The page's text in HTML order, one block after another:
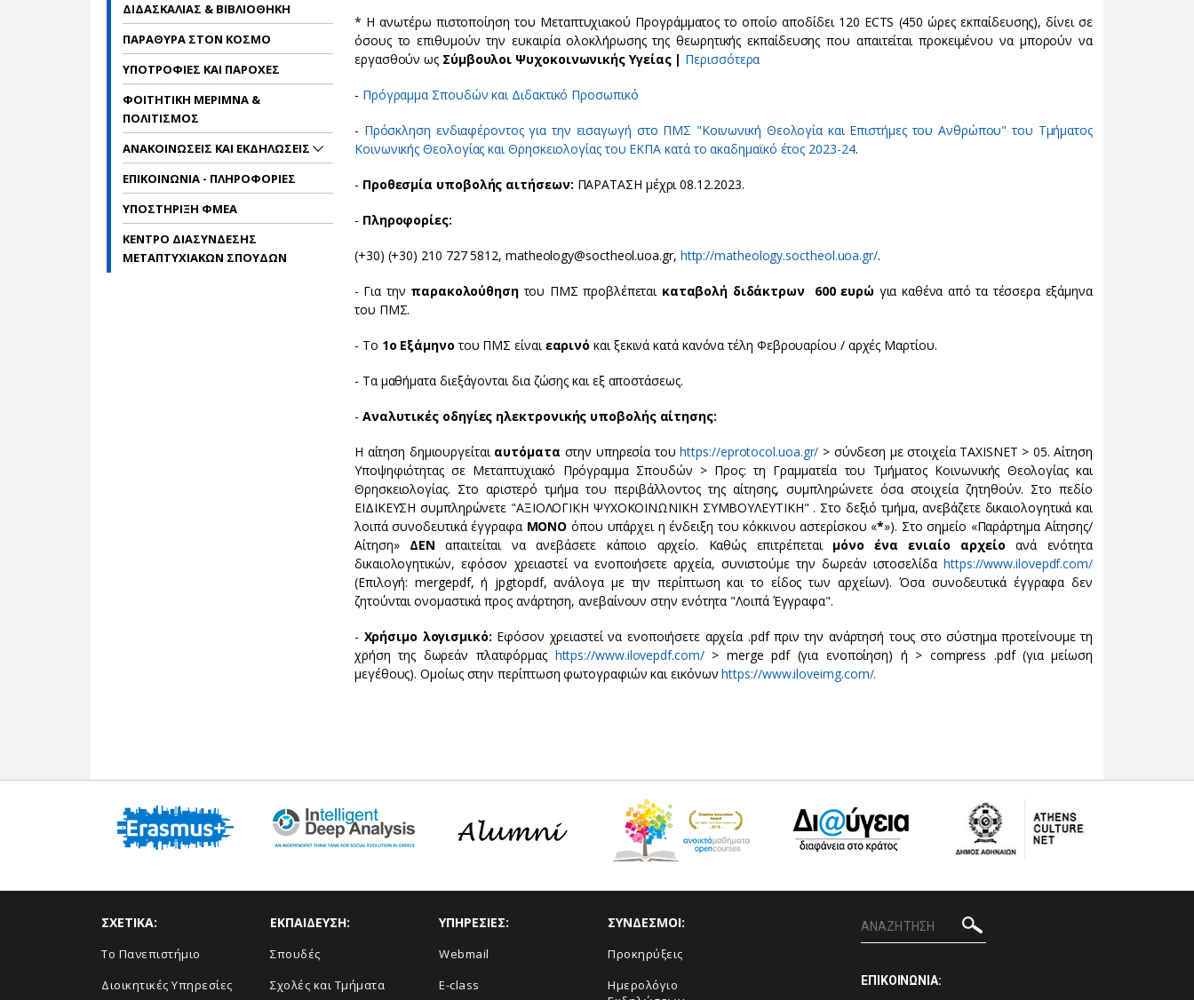
* Η ανωτέρω πιστοποίηση του Μεταπτυχιακού Προγράμματος το οποίο αποδίδει 120 ECTS (450 ώρες εκπαίδευσης), δίνει σε
όσους το επιθυμούν την ευκαιρία ολοκλήρωσης της θεωρητικής εκπαίδευσης που απαιτείται προκειμένου να μπορούν να
εργασθούν ως Σύμβουλοι Ψυχοκοινωνικής Υγείας | Περισσότερα
- Πρόγραμμα Σπουδών και Διδακτικό Προσωπικό
- Πρόσκληση ενδιαφέροντος για την εισαγωγή στο ΠΜΣ "Κοινωνική Θεολογία και Επιστήμες του Ανθρώπου" του Τμήματος
Κοινωνικής Θεολογίας και Θρησκειολογίας του ΕΚΠΑ κατά το ακαδημαϊκό έτος 2023-24.
- Προθεσμία υποβολής αιτήσεων: ΠΑΡΑΤΑΣΗ μέχρι 08.12.2023.
- Πληροφορίες:
(+30) (+30) 210 727 5812, matheology@soctheol.uoa.gr, http://matheology.soctheol.uoa.gr/.
- Για την παρακολούθηση του ΠΜΣ προβλέπεται καταβολή διδάκτρων 600 ευρώ για καθένα από τα τέσσερα εξάμηνα
του ΠΜΣ.
- Το 1ο Εξάμηνο του ΠΜΣ είναιεαρινό και ξεκινά κατά κανόνα τέλη Φεβρουαρίου / αρχές Μαρτίου.
- Τα μαθήματα διεξάγονται δια ζώσης και εξ αποστάσεως.
- Αναλυτικές οδηγίες ηλεκτρονικής υποβολής αίτησης:
Η αίτηση δημιουργείται αυτόματα στην υπηρεσία τουhttps://eprotocol.uoa.gr/ > σύνδεση με στοιχεία TAXISNET > 05. Αίτηση
Yποψηφιότητας σε Μεταπτυχιακό Πρόγραμμα Σπουδών > Προς: τη Γραμματεία του Τμήματος Κοινωνικής Θεολογίας και
Θρησκειολογίας. Στο αριστερό τμήμα του περιβάλλοντος της αίτησης, συμπληρώνετε όσα στοιχεία ζητηθούν. Στο πεδίο
ΕΙΔΙΚΕΥΣΗ συμπληρώνετε "ΑΞΙΟΛΟΓΙΚΗ ΨΥΧΟΚΟΙΝΩΝΙΚΗ ΣΥΜΒΟΥΛΕΥΤΙΚΗ" . Στο δεξιό τμήμα, ανεβάζετε δικαιολογητικά και
λοιπά συνοδευτικά έγγραφα ΜΟΝΟ όπου υπάρχει η ένδειξη του κόκκινου αστερίσκου «*»). Στο σημείο «Παράρτημα Αίτησης/
Αίτηση» ΔΕΝ απαιτείται να ανεβάσετε κάποιο αρχείο. Καθώς επιτρέπεται μόνο ένα ενιαίο αρχείο ανά ενότητα
δικαιολογητικών, εφόσον χρειαστεί να ενοποιήσετε αρχεία, συνιστούμε την δωρεάν ιστοσελίδα https://www.ilovepdf.com/
(Επιλογή: mergepdf, ή jpgtopdf, ανάλογα με την περίπτωση και το είδος των αρχείων). Όσα συνοδευτικά έγγραφα δεν
ζητούνται ονομαστικά προς ανάρτηση, ανεβαίνουν στην ενότητα "Λοιπά Έγγραφα".
- Χρήσιμο λογισμικό: Εφόσον χρειαστεί να ενοποιήσετε αρχεία .pdf πριν την ανάρτησή τους στο σύστημα προτείνουμε τη
χρήση της δωρεάν πλατφόρμας https://www.ilovepdf.com/> merge pdf (για ενοποίηση) ή > compress .pdf (για μείωση
μεγέθους). Ομοίως στην περίπτωση φωτογραφιών και εικόνωνhttps://www.iloveimg.com/.
ΔΙΔΑΣΚΑΛΙΑΣ & ΒΙΒΛΙΟΘΗΚΗ
ΠΑΡΑΘΥΡΑ ΣΤΟΝ ΚΟΣΜΟ
ΥΠΟΤΡΟΦΙΕΣ ΚΑΙ ΠΑΡΟΧΕΣ
ΦΟΙΤΗΤΙΚΗ ΜΕΡΙΜΝΑ &
ΠΟΛΙΤΙΣΜΟΣ
ΑΝΑΚΟΙΝΩΣΕΙΣ ΚΑΙ ΕΚΔΗΛΩΣΕΙΣ
ΕΠΙΚΟΙΝΩΝΙΑ - ΠΛΗΡΟΦΟΡΙΕΣ
ΥΠΟΣΤΗΡΙΞΗ ΦΜΕΑ
ΚΕΝΤΡΟ ΔΙΑΣΥΝΔΕΣΗΣ
ΜΕΤΑΠΤΥΧΙΑΚΩΝ ΣΠΟΥΔΩΝ
ΣΧΕΤΙΚΑ:
Το Πανεπιστήμιο
Διοικητικές Υπηρεσίες
ΕΚΠΑΙΔΕΥΣΗ:
Σπουδές
Σχολές και Τμήματα
ΥΠΗΡΕΣΙΕΣ:
Webmail
E-class
ΣΥΝΔΕΣΜΟΙ:
Προκηρύξεις
Ημερολόγιο
ΕΠΙΚΟΙΝΩΝΙΑ: